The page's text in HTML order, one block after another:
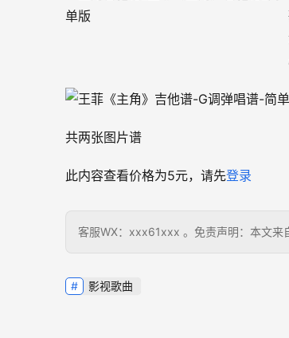
共两张图片谱
此内容查看价格为5元，请先登录
客服WX：xxx61xxx 。免责声明：本文来
影视歌曲